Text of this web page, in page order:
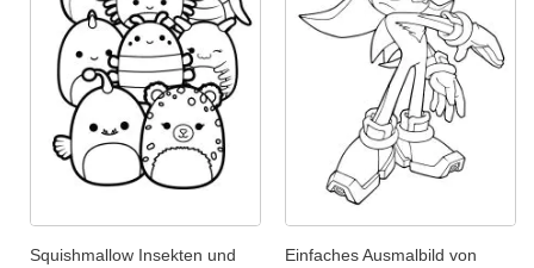
Squishmallow Insekten und
Einfaches Ausmalbild von